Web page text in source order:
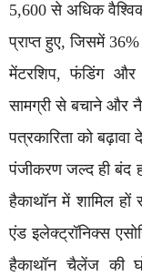
5,600 से अधिक
प्राप्त हुए, जिसमें 36%
मेंटरशिप, फंडिंग और
सामग्री से बचाने और
पत्रकारिता को
पंजीकरण जल्द ही बंद
हैकाथॉन में शामिल
एंड इलेक्ट्रॉनिक्स
हैकाथॉन चैलेंज की